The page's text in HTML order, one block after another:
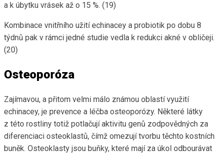
a k úbytku vrásek až o 15 %. (19)
Kombinace vnitřního užití echinacey a probiotik po dobu 8
týdnů pak v rámci jedné studie vedla k redukci akné v obličeji.
(20)
Osteoporóza
Zajímavou, a přitom velmi málo známou oblastí využití
echinacey, je prevence a léčba osteoporózy. Některé látky
z této rostliny totiž potlačují aktivitu genů zodpovědných za
diferenciaci osteoklastů, čímž omezují tvorbu těchto kostních
buněk. Osteoklasty jsou buňky, které mají za úkol odbourávat